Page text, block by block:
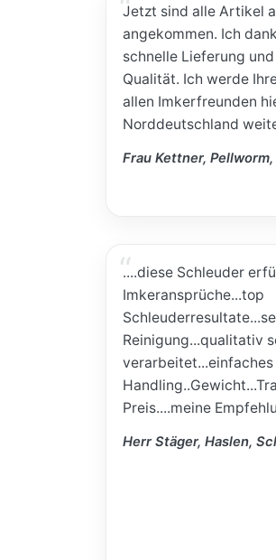
Jetzt sind alle Artikel
angekommen. Ich
schnelle Lieferung
Qualität. Ich werde
allen Imkerfreunden
Norddeutschland
Frau Kettner,
....diese Schleuder
Imkeransprüche...top
Reinigung...qualitativ
verarbeitet...einfaches
Preis....meine
Herr Stäger, Haslen,